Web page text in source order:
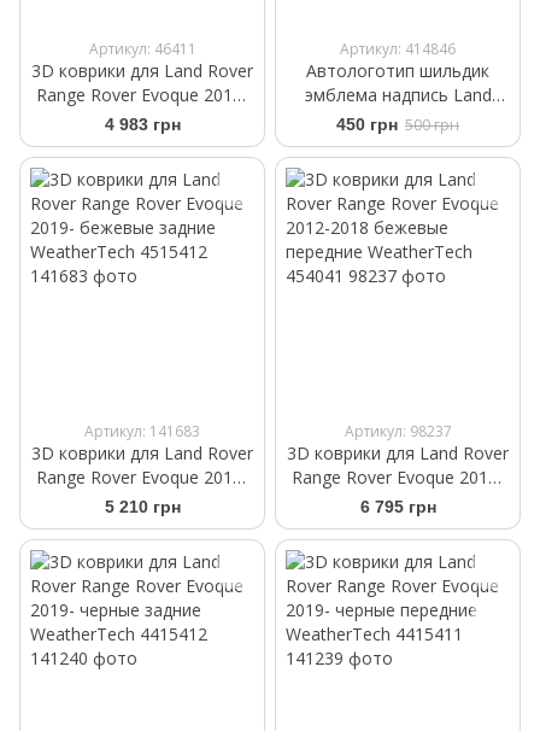
Артикул: 46411
3D коврики для Land Rover
Range Rover Evoque 2012-
2018 черные задние
WeatherTech 444043
4 983 грн
Артикул: 414846
Автологотип шильдик
эмблема надпись Land
Rover Supercharged silver
red
450 грн 500 грн
Артикул: 141683
3D коврики для Land Rover
Range Rover Evoque 2019-
бежевые задние
WeatherTech 4515412
5 210 грн
Артикул: 98237
3D коврики для Land Rover
Range Rover Evoque 2012-
2018 бежевые передние
WeatherTech 454041
6 795 грн